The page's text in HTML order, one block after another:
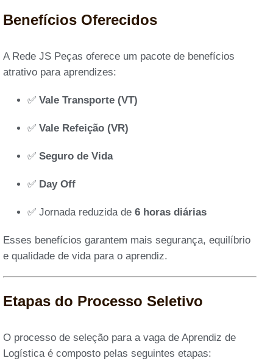
Benefícios Oferecidos
A Rede JS Peças oferece um pacote de benefícios
atrativo para aprendizes:
✅ Vale Transporte (VT)
✅ Vale Refeição (VR)
✅ Seguro de Vida
✅ Day Off
✅ Jornada reduzida de 6 horas diárias
Esses benefícios garantem mais segurança, equilíbrio
e qualidade de vida para o aprendiz.
Etapas do Processo Seletivo
O processo de seleção para a vaga de Aprendiz de
Logística é composto pelas seguintes etapas: